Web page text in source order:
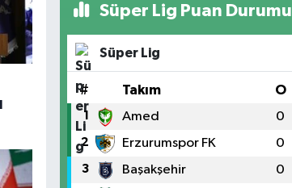
Süper Lig Puan Durumu
Süper Lig
# Takım O
1 Amed 0
2 Erzurumspor FK 0
3 Başakşehir 0